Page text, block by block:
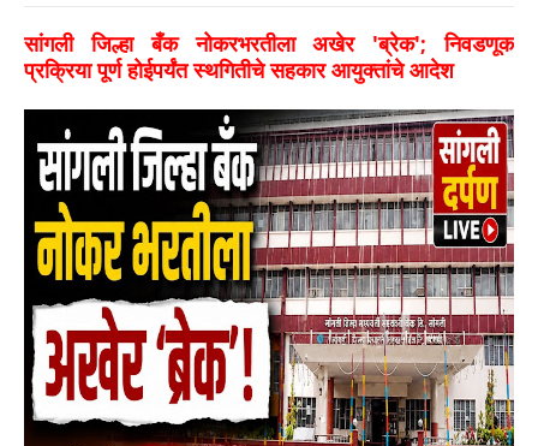
सांगली जिल्हा बँक नोकरभरतीला अखेर 'ब्रेक'; निवडणूक
प्रक्रिया पूर्ण होईपर्यंत स्थगितीचे सहकार आयुक्तांचे आदेश